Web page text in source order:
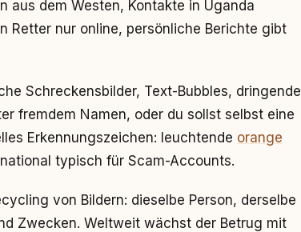
aus dem Westen, Kontakte in Uganda
Retter nur online, persönliche Berichte gibt
Schreckensbilder, Text-Bubbles, dringende
fremdem Namen, oder du sollst selbst eine
Erkennungszeichen: leuchtende orange
typisch für Scam-Accounts.
von Bildern: dieselbe Person, derselbe
Zwecken. Weltweit wächst der Betrug mit